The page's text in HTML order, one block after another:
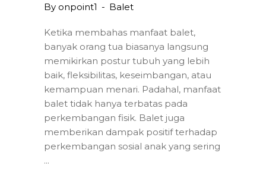
By onpoint1 Balet
Ketika membahas manfaat balet,
banyak orang tua biasanya langsung
memikirkan postur tubuh yang lebih
baik, fleksibilitas, keseimbangan, atau
kemampuan menari. Padahal, manfaat
balet tidak hanya terbatas pada
perkembangan fisik. Balet juga
memberikan dampak positif terhadap
perkembangan sosial anak yang sering